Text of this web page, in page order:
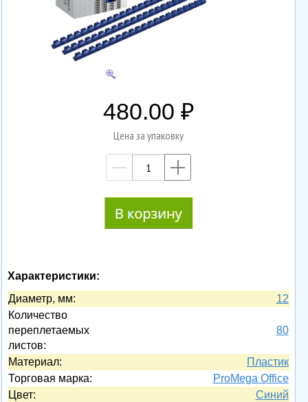
480.00
Цена за упаковку
—
Характеристики:
Диаметр, мм:
12
Количество
переплетаемых
листов:
80
Материал:
Пластик
Торговая марка:
ProMega Office
Цвет:
Синий